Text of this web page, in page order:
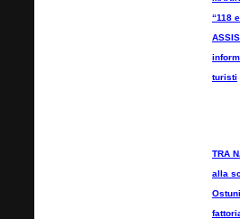
“118
turisti
TRA
alla